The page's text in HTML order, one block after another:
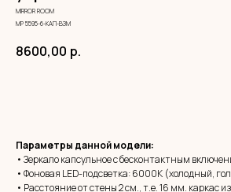
MIRROR ROOM
МР 5595-6-КАП-ВЗМ
8600,00 р.
Параметры данной модели:
• Зеркало капсульное с бесконтактным
• Фоновая LED-подсветка: 6000К (холодный,
• Расстояние от стены 2 см., т.е. 16 мм. каркас